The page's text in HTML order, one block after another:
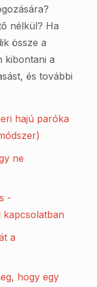
nélkül? Ha
össze a
kibontani a
és további
hajú paróka
ne
-
kapcsolatban
a
hogy egy